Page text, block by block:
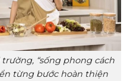
“sống phong cách
từng bước hoàn thiện